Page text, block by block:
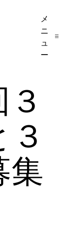
メ
ニ
ュ
ー
集